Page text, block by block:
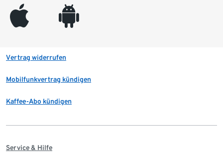
appleinc android
Vertrag widerrufen
Mobilfunkvertrag kündigen
Kaffee-Abo kündigen
Service & Hilfe